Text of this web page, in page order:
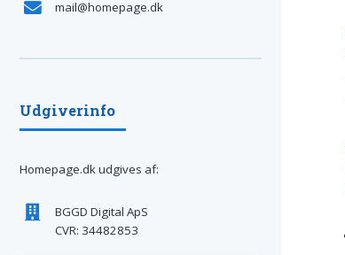
mail@homepage.dk
Udgiverinfo
Homepage.dk udgives af:
BGGD Digital ApS
CVR: 34482853